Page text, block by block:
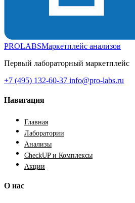
PROLABSМаркетплейс анализов
Первый лабораторный маркетплейс
+7 (495) 132-60-37 info@pro-labs.ru
Навигация
Главная
Лаборатории
Анализы
CheckUP и Комплексы
Акции
О нас